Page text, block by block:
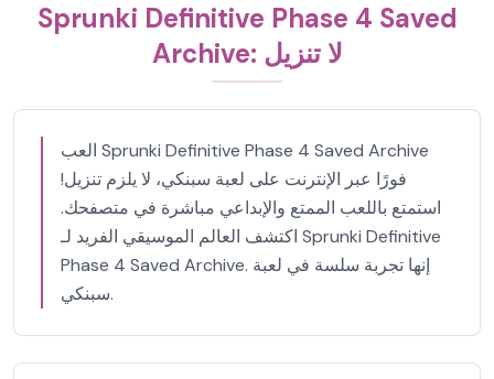
Sprunki Definitive Phase 4 Saved
Archive: لا تنزيل
العب Sprunki Definitive Phase 4 Saved Archive
فورًا عبر الإنترنت على لعبة سبنكي، لا يلزم تنزيل!
استمتع باللعب الممتع والإبداعي مباشرة في متصفحك.
اكتشف العالم الموسيقي الفريد لـ Sprunki Definitive
Phase 4 Saved Archive. إنها تجربة سلسة في لعبة
سبنكي.